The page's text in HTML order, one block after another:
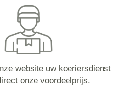
website uw koeriersdienst
onze voordeelprijs.